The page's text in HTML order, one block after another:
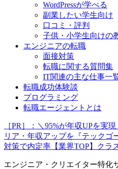
WordPressが学べる
副業したい学生向け
口コミ・評判
子供・小学生向けの
エンジニアの転職
面接対策
転職に関する質問集
IT関連の主な仕事一
転職成功体験談
プログラミング
転職エージェントとは
［PR］：＼95%が年収UPを実
リア・年収アップを『テックゴ
対策で内定率【業界TOP】クラ
エンジニア・クリエイター特化